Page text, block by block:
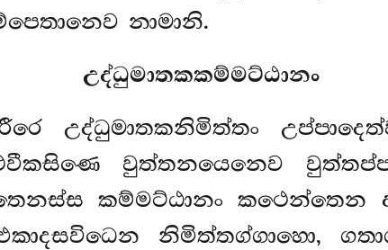
නාමානි.
උද්ධුමාතකකම්මට්ඨානං
උද්ධුමාතකනිමිත්තං
වුත්තනයෙනෙව
කම්මට්ඨානං කථෙන්තෙන
නිමිත්තග්ගාහො,